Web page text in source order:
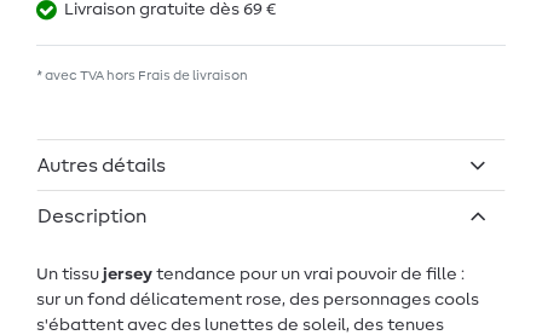
Livraison gratuite dès 69 €
* avec TVA hors Frais de livraison
Autres détails
Description
Un tissu jersey tendance pour un vrai pouvoir de fille :
sur un fond délicatement rose, des personnages cools
s'ébattent avec des lunettes de soleil, des tenues